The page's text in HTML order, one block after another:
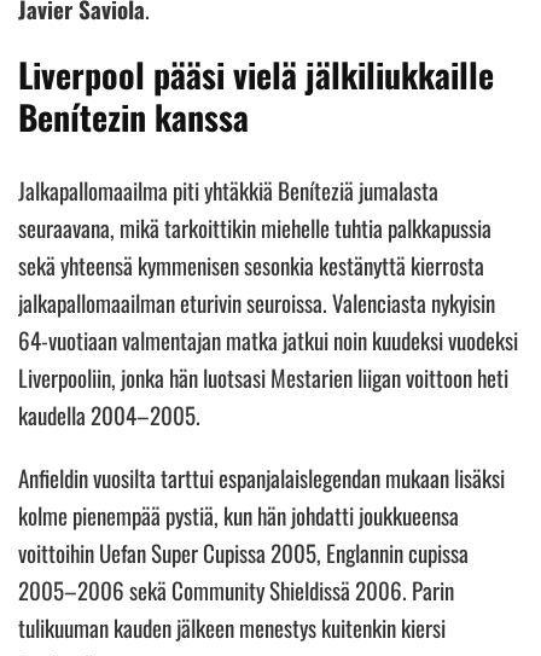
Javier Saviola.
Liverpool pääsi vielä jälkiliukkaille
Benítezin kanssa
Jalkapallomaailma piti yhtäkkiä Beníteziä jumalasta
seuraavana, mikä tarkoittikin miehelle tuhtia palkkapussia
sekä yhteensä kymmenisen sesonkia kestänyttä kierrosta
jalkapallomaailman eturivin seuroissa. Valenciasta nykyisin
64-vuotiaan valmentajan matka jatkui noin kuudeksi vuodeksi
Liverpooliin, jonka hän luotsasi Mestarien liigan voittoon heti
kaudella 2004–2005.
Anfieldin vuosilta tarttui espanjalaislegendan mukaan lisäksi
kolme pienempää pystiä, kun hän johdatti joukkueensa
voittoihin Uefan Super Cupissa 2005, Englannin cupissa
2005–2006 sekä Community Shieldissä 2006. Parin
tulikuuman kauden jälkeen menestys kuitenkin kiersi